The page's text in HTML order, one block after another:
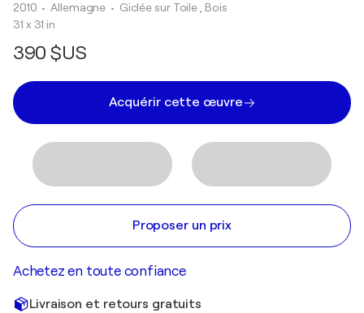
2010 • Allemagne • Giclée sur Toile , Bois
31 x 31 in
390 $US
Acquérir cette œuvre
Proposer un prix
Achetez en toute confiance
Livraison et retours gratuits